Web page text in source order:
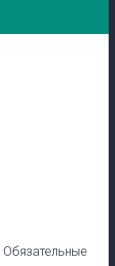
Обязательные